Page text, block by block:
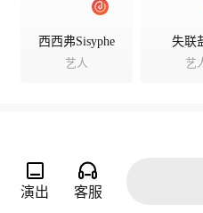
西西弗Sisyphe
艺人
失联
艺
演出相册
演出 客服